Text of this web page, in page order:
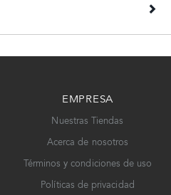
EMPRESA
Nuestras Tiendas
Acerca de nosotros
Términos y condiciones de uso
Políticas de privacidad